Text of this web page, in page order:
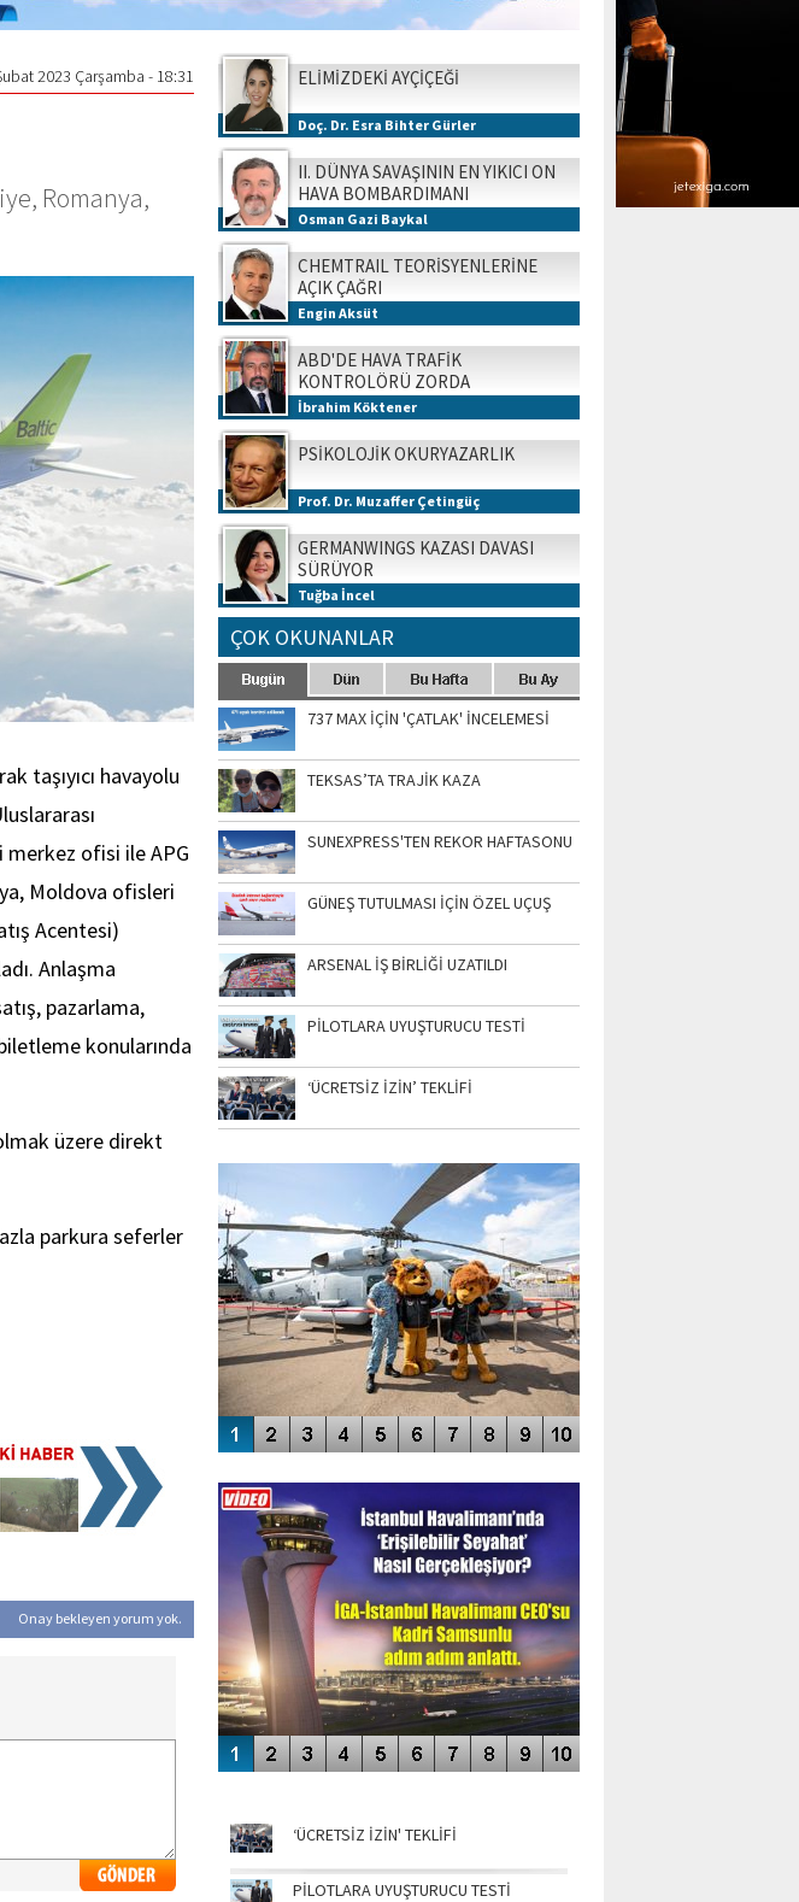
2023 Çarşamba - 18:31
Romanya,
taşıyıcı havayolu
merkez ofisi ile APG
Moldova ofisleri
Acentesi)
Anlaşma
pazarlama,
konularında
üzere direkt
parkura seferler
Onay bekleyen yorum yok.
ELİMİZDEKİ AYÇİÇEĞİ
Doç. Dr. Esra Bihter Gürler
II. DÜNYA SAVAŞININ EN YIKICI ON
HAVA BOMBARDIMANI
Osman Gazi Baykal
CHEMTRAIL TEORİSYENLERİNE
AÇIK ÇAĞRI
Engin Aksüt
ABD'DE HAVA TRAFİK
KONTROLÖRÜ ZORDA
İbrahim Köktener
PSİKOLOJİK OKURYAZARLIK
Prof. Dr. Muzaffer Çetingüç
GERMANWINGS KAZASI DAVASI
SÜRÜYOR
Tuğba İncel
ÇOK OKUNANLAR
737 MAX İÇİN 'ÇATLAK' İNCELEMESİ
TEKSAS’TA TRAJİK KAZA
SUNEXPRESS'TEN REKOR HAFTASONU
GÜNEŞ TUTULMASI İÇİN ÖZEL UÇUŞ
ARSENAL İŞ BİRLİĞİ UZATILDI
PİLOTLARA UYUŞTURUCU TESTİ
‘ÜCRETSİZ İZİN’ TEKLİFİ
SİNGAPUR AIRSHOW-2020
ENGELLERİN AŞILDIĞI HAVALİMANI
‘ÜCRETSİZ İZİN' TEKLİFİ
PİLOTLARA UYUŞTURUCU TESTİ